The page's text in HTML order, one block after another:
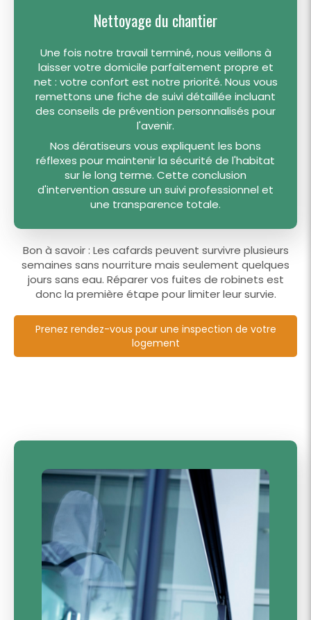
Nettoyage du chantier
Une fois notre travail terminé, nous veillons à
laisser votre domicile parfaitement propre et
net : votre confort est notre priorité. Nous vous
remettons une fiche de suivi détaillée incluant
des conseils de prévention personnalisés pour
l'avenir.
Nos dératiseurs vous expliquent les bons
réflexes pour maintenir la sécurité de l'habitat
sur le long terme. Cette conclusion
d'intervention assure un suivi professionnel et
une transparence totale.
Bon à savoir : Les cafards peuvent survivre plusieurs
semaines sans nourriture mais seulement quelques
jours sans eau. Réparer vos fuites de robinets est
donc la première étape pour limiter leur survie.
Prenez rendez-vous pour une inspection de votre
logement